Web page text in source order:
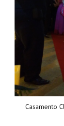
Casamento